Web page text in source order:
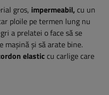
gros, impermeabil, cu un
ploile pe termen lung nu
a prelatei o face să se
mașină și să arate bine.
elastic cu carlige care